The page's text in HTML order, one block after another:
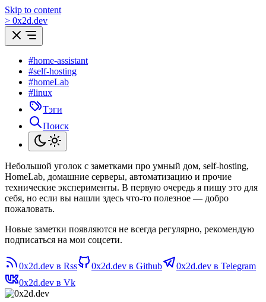
Skip to content
> 0x2d.dev
#home-assistant
#self-hosting
#homeLab
#linux
Тэги
Поиск
Небольшой уголок с заметками про умный дом, self-hosting,
HomeLab, домашние серверы, автоматизацию и прочие
технические эксперименты. В первую очередь я пишу это для
себя, но если вы нашли здесь что-то полезное — добро
пожаловать.
Новые заметки появляются не всегда регулярно, рекомендую
подписаться на мои соцсети.
0x2d.dev в Rss 0x2d.dev в Github
0x2d.dev в Telegram
0x2d.dev в Vk